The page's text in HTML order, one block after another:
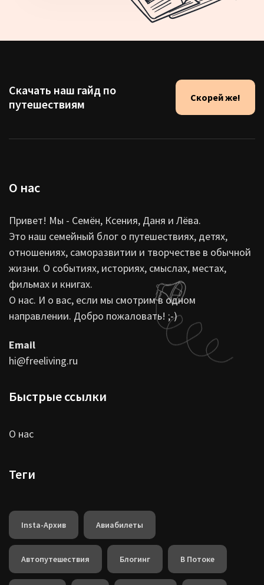
Скачать наш гайд по
путешествиям
Скорей же!
О нас
Привет! Мы - Семён, Ксения, Даня и Лёва.
Это наш семейный блог о путешествиях, детях,
отношениях, саморазвитии и творчестве в обычной
жизни. О событиях, историях, смыслах, местах,
фильмах и книгах.
О нас. И о вас, если мы смотрим в одном
направлении. Добро пожаловать! ;-)
Email
hi@freeliving.ru
Быстрые ссылки
О нас
Теги
Insta-Архив Авиабилеты
Автопутешествия Блогинг В Потоке